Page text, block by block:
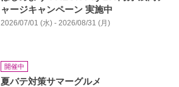
ャージキャンペーン 実施中
2026/07/01 (水) - 2026/08/31 (月)
開催中
夏バテ対策サマーグルメ